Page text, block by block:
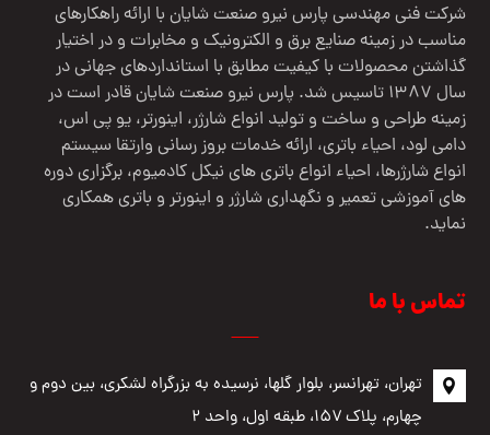
شرکت فنی مهندسي پارس نيرو صنعت شایان با ارائه راهکارهای
مناسب در زمینه صنایع برق و الکترونیک و مخابرات و در اختیار
گذاشتن محصولات با کیفیت مطابق با استانداردهای جهانی در
سال 1387 تاسیس شد. پارس نیرو صنعت شایان قادر است در
زمینه طراحی و ساخت و تولید انواع شارژر، اینورتر، یو پی اس،
دامی لود، احیاء باتری، ارائه خدمات بروز رسانی وارتقا سیستم
انواع شارژرها، احیاء انواع باتری های نیکل کادمیوم، برگزاری دوره
های آموزشی تعمیر و نگهداری شارژر و اینورتر و باتری همکاری
نماید.
تماس با ما
تهران، تهرانسر، بلوار گلها، نرسیده به بزرگراه لشکری، بین دوم و
چهارم، پلاک ۱۵۷، طبقه اول، واحد ۲